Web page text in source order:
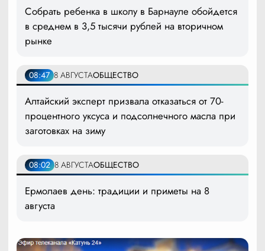
Собрать ребенка в школу в Барнауле обойдется
в среднем в 3,5 тысячи рублей на вторичном
рынке
08:47 8 АВГУСТАОБЩЕСТВО
Алтайский эксперт призвала отказаться от 70-
процентного уксуса и подсолнечного масла при
заготовках на зиму
08:02 8 АВГУСТАОБЩЕСТВО
Ермолаев день: традиции и приметы на 8
августа